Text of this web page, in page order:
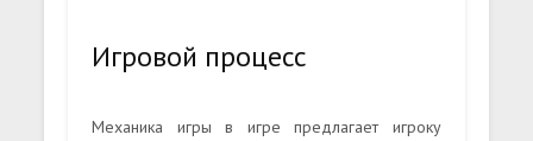
Игровой процесс
Механика игры в игре предлагает игроку